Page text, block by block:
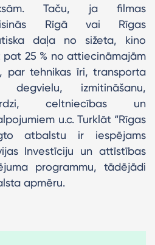
Taču, ja filmas
Rīgā vai Rīgas
daļa no sižeta, kino
25 % no attiecināmajām
par tehnikas īri, transporta
degvielu, izmitināšanu,
celtniecības un
u.c. Turklāt “Rīgas
atbalstu ir iespējams
Investīciju un attīstības
programmu, tādējādi
apmēru.